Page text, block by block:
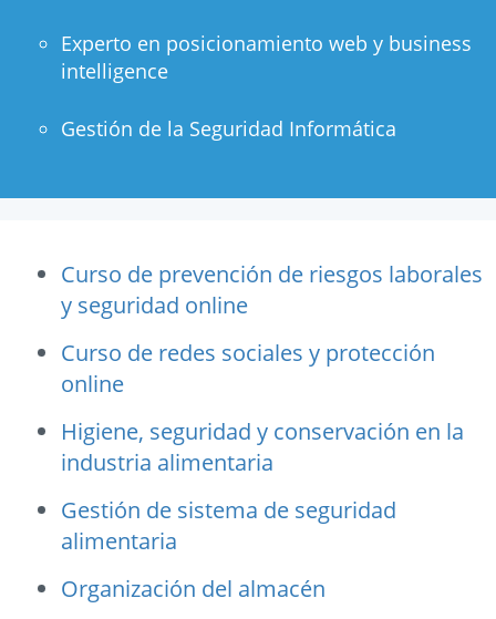
Experto en posicionamiento web y business
intelligence
Gestión de la Seguridad Informática
Curso de prevención de riesgos laborales
y seguridad online
Curso de redes sociales y protección
online
Higiene, seguridad y conservación en la
industria alimentaria
Gestión de sistema de seguridad
alimentaria
Organización del almacén